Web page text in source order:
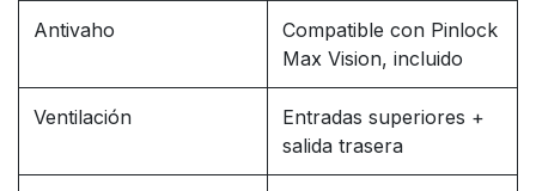
Antivaho
Compatible con Pinlock
Max Vision, incluido
Ventilación
Entradas superiores +
salida trasera